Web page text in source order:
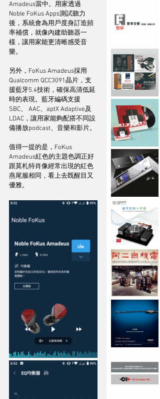
Amadeus當中。用家透過
Noble FoKus Apps測試聽力
後，系統會為用戶度身訂造頻
率補償，就像內建助聽器一
樣，讓用家能更清晰感受音
樂。
另外，FoKus Amadeus採用
Qualcomm QCC3091晶片，支
援藍牙5.4技術，確保高清低延
時的表現。藍牙編碼支援
SBC、 AAC、aptX Adaptive及
LDAC，讓用家能夠配搭不同設
備播放podcast、音樂和影片。
值得一提的是，FoKus
Amadeus紅色的主題色調正好
跟莫札特肖像經常出現的紅色
燕尾服相同，看上去既醒目又
優雅。